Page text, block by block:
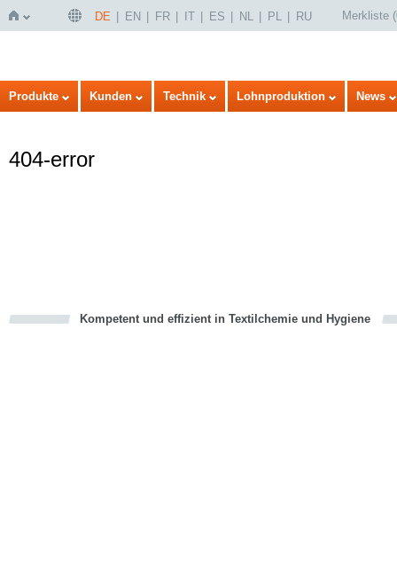
Startseite
DE EN FR IT ES NL PL RU Merkliste (
Produkte Kunden Technik Lohnproduktion News
404-error
Kompetent und effizient in Textilchemie und Hygiene